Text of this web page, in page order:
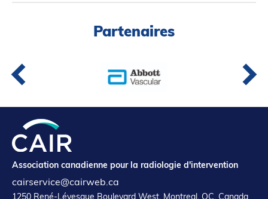
Partenaires
Association canadienne pour la radiologie d'intervention
cairservice@cairweb.ca
1250 René-Lévesque Boulevard West, Montreal, QC, Canada